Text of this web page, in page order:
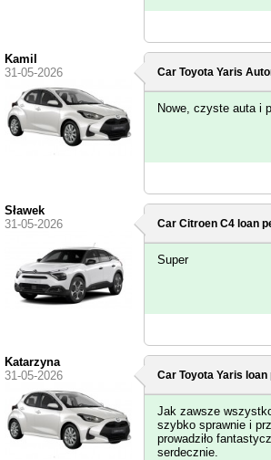
Kamil
31-05-2026
Car Toyota Yaris
Nowe, czyste auta i
Sławek
31-05-2026
Car Citroen C4 loan
Super
Katarzyna
31-05-2026
Car Toyota Yaris
Jak zawsze
szybko sprawnie i
prowadziło
serdecznie.